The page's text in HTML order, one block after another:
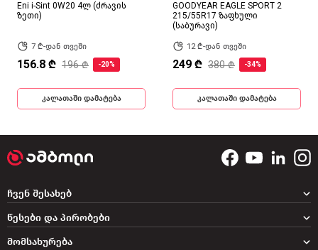
Eni i-Sint 0W20 4ლ (ძრავის
ზეთი)
7 ₾-დან თვეში
156.8 ₾ 196 ₾ -20%
კალათაში დამატება
GOODYEAR EAGLE SPORT 2
215/55R17 ზაფხული
(საბურავი)
12 ₾-დან თვეში
249 ₾ 380 ₾ -34%
კალათაში დამატება
ჩვენ შესახებ
წესები და პირობები
მომსახურება